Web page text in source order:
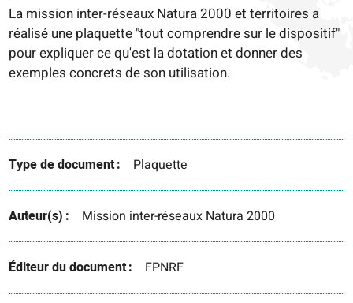
La mission inter-réseaux Natura 2000 et territoires a
réalisé une plaquette "tout comprendre sur le dispositif"
pour expliquer ce qu'est la dotation et donner des
exemples concrets de son utilisation.
Type de document Plaquette
Auteur(s) Mission inter-réseaux Natura 2000
Éditeur du document FPNRF